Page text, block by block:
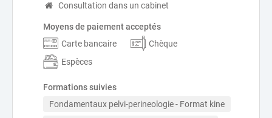
Consultation dans un cabinet
Moyens de paiement acceptés
Carte bancaire
Chèque
Espèces
Formations suivies
Fondamentaux pelvi-perineologie - Format kine